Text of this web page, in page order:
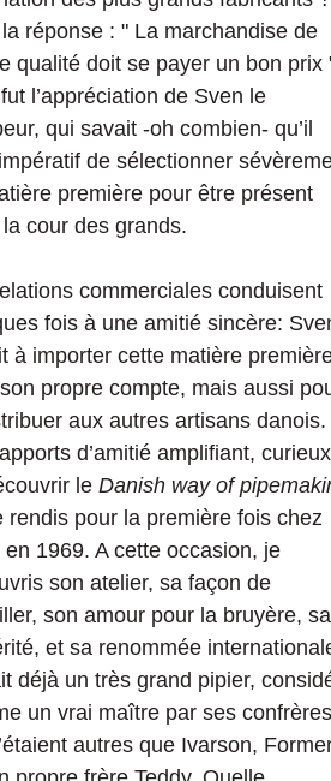
réponse : " La marchandise de
qualité doit se payer un bon prix
l’appréciation de Sven le
qui savait -oh combien- qu’il
de sélectionner
première pour être présent
cour des grands.
commerciales conduisent
fois à une amitié sincère:
à importer cette matière
propre compte, mais aussi
aux autres artisans danois.
d’amitié amplifiant, curieux
le Danish way of
rendis pour la première fois chez
en 1969. A cette occasion, je
son atelier, sa façon de
son amour pour la bruyère, sa
et sa renommée
déjà un très grand pipier,
un vrai maître par ses confrères
autres que Ivarson,